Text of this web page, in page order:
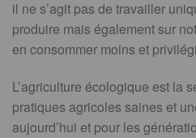
il ne s’agit pas de travailler
produire mais également sur
en consommer moins et
L’agriculture écologique est la
pratiques agricoles saines et
aujourd’hui et pour les